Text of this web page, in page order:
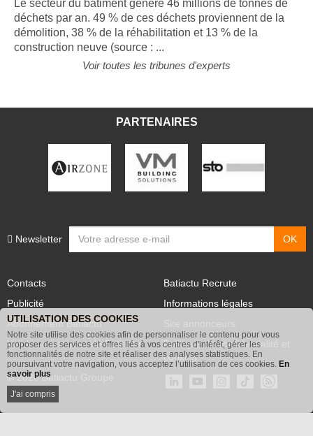
Le secteur du bâtiment génère 46 millions de tonnes de
déchets par an. 49 % de ces déchets proviennent de la
démolition, 38 % de la réhabilitation et 13 % de la
Publicité
Abonnement Batiactu
Voir les contenus+ de Batiactu
Site annonceurs
Politique de confidentialité et
cookies
© 2026 Batiactu Groupe
UTILISATION DES COOKIES
Notre site utilise des cookies afin de personnaliser le contenu pour vous
proposer des services et offres liés à vos centres d'intérêt, gérer les
fonctionnalités de notre site et réaliser des analyses statistiques. En
poursuivant votre navigation, vous acceptez l’utilisation de ces cookies. En
savoir plus
J'ai compris